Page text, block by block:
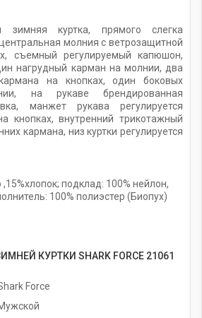
зимняя куртка, прямого слегка
молния с ветрозащитной
съемный регулируемый капюшон,
нагрудный карман на молнии, два
на кнопках, один боковых
на рукаве брендированная
манжет рукава регулируется
кнопках, внутренний трикотажный
кармана, низ куртки регулируется
,15%хлопок; подклад: 100% нейлон,
100% полиэстер (Биопух)
КУРТКИ SHARK FORCE 21061
Force